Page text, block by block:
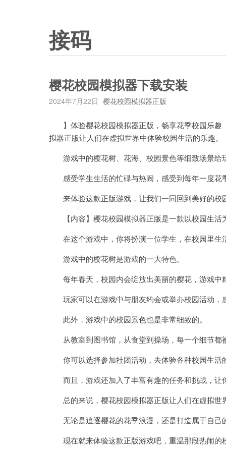
接码
樱花校园模拟器下载安装
2024年7月22日 樱花校园模拟器正版
】体验樱花校园模拟器正版，畅享花季校园乐趣
拟器正版让人们在虚拟世界中体验校园生活的乐趣。
游戏中的樱花树、花海、校园景色等细致场景给
感受学生生活的忙碌与热闹，感受到每年一度花
来体验这款正版游戏，让我们一同回到美好的校
【内容】樱花校园模拟器正版是一款以校园生活
在这个游戏中，你将扮演一位学生，在校园里生
游戏中的樱花树是游戏的一大特色。
每年春天，校园内会绽放出美丽的樱花，游戏中
玩家可以在游戏中与朋友约会或举办校园活动，
此外，游戏中的校园景色也是非常细致的。
从教室到图书馆，从食堂到操场，每一个细节都
你可以选择参加社团活动，去体验各种校园生活
而且，游戏还加入了丰富有趣的任务和挑战，让
总的来说，樱花校园模拟器正版让人们在虚拟世
无论是追逐樱花的花季浪漫，还是打造属于自己
现在就来体验这款正版游戏吧，重温那段热闹的